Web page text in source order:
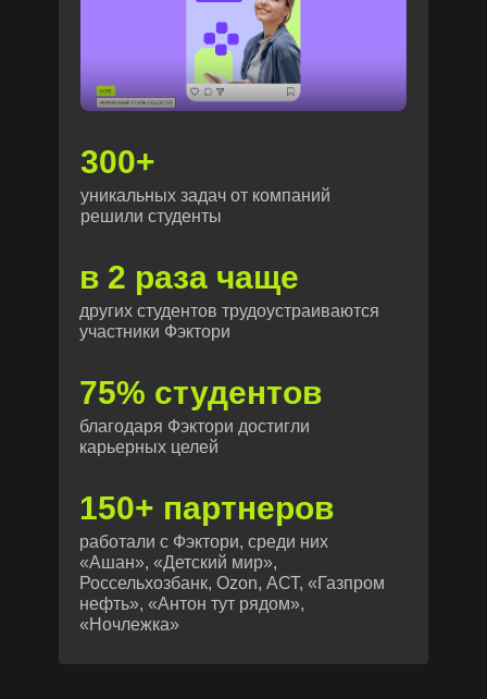
уникальных задач от компаний
решили студенты
300+
150+ партнеров
работали с Фэктори, среди них
«Ашан», «Детский мир»,
Россельхозбанк, Ozon, АСТ, «Газпром
нефть», «Антон тут рядом»,
«Ночлежка»
благодаря Фэктори достигли
карьерных целей
75% студентов
в 2 раза чаще
других студентов трудоустраиваются
участники Фэктори